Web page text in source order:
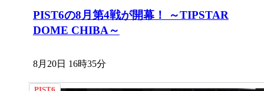
PIST6の8月第4戦が開幕！ ～TIPSTAR
DOME CHIBA～
8月20日 16時35分